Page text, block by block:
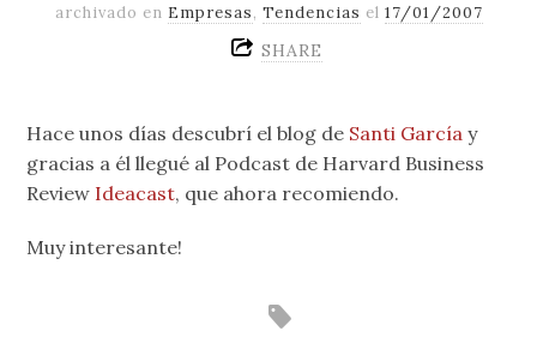
archivado en Empresas, Tendencias el 17/01/2007
SHARE
Hace unos días descubrí el blog de Santi García y
gracias a él llegué al Podcast de Harvard Business
Review Ideacast, que ahora recomiendo.
Muy interesante!